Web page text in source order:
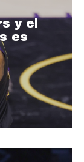
y el
es